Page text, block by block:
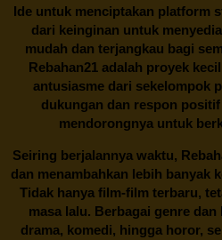
Ide untuk menciptakan platform
dari keinginan untuk
mudah dan terjangkau bagi
Rebahan21 adalah proyek
antusiasme dari sekelompok
dukungan dan respon
mendorongnya untuk
Seiring berjalannya waktu,
dan menambahkan lebih banyak
Tidak hanya film-film terbaru,
masa lalu. Berbagai genre
drama, komedi, hingga horor,